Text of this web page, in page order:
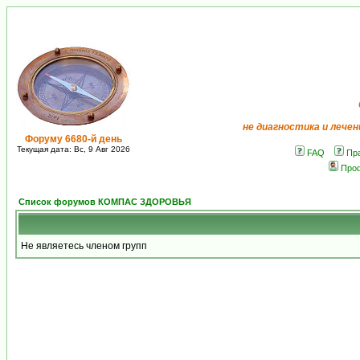
Форуму 6680-й день
Текущая дата: Вс, 9 Авг 2026
не диагностика и
FAQ
Список форумов КОМПАС ЗДОРОВЬЯ
Не являетесь членом групп